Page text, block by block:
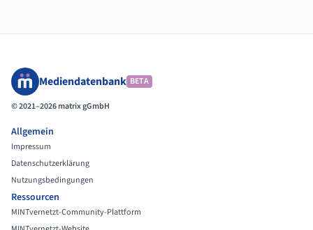
Mediendatenbank BETA
© 2021–2026 matrix gGmbH
Allgemein
Impressum
Datenschutzerklärung
Nutzungsbedingungen
Ressourcen
MINTvernetzt-Community-Plattform